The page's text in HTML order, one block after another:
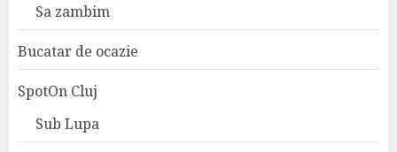
Sa zambim
Bucatar de ocazie
SpotOn Cluj
Sub Lupa